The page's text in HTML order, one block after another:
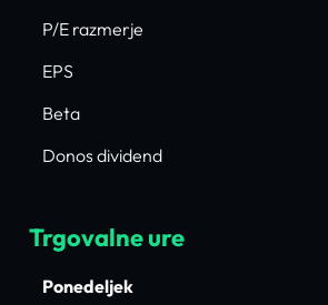
P/E razmerje
EPS
Beta
Donos dividend
Trgovalne ure
Ponedeljek